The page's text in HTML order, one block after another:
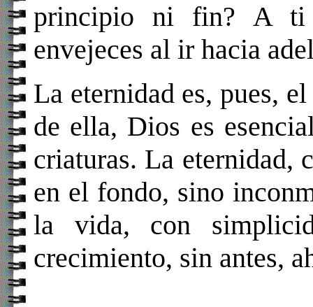
principio ni fin? A ti
envejeces al ir hacia
La eternidad es, pues,
de ella, Dios es
criaturas. La eternidad,
en el fondo, sino
la vida, con
crecimiento, sin antes,